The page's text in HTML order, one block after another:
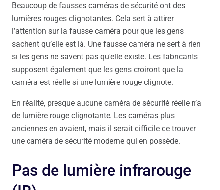
Beaucoup de fausses caméras de sécurité ont des
lumières rouges clignotantes. Cela sert à attirer
l’attention sur la fausse caméra pour que les gens
sachent qu’elle est là. Une fausse caméra ne sert à rien
si les gens ne savent pas qu’elle existe. Les fabricants
supposent également que les gens croiront que la
caméra est réelle si une lumière rouge clignote.
En réalité, presque aucune caméra de sécurité réelle n’a
de lumière rouge clignotante. Les caméras plus
anciennes en avaient, mais il serait difficile de trouver
une caméra de sécurité moderne qui en possède.
Pas de lumière infrarouge